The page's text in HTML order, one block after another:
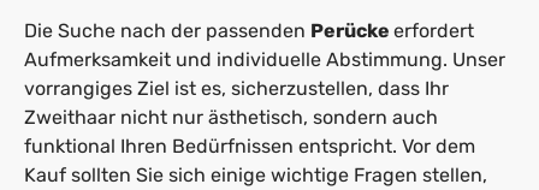
Die Suche nach der passenden Perücke erfordert
Aufmerksamkeit und individuelle Abstimmung. Unser
vorrangiges Ziel ist es, sicherzustellen, dass Ihr
Zweithaar nicht nur ästhetisch, sondern auch
funktional Ihren Bedürfnissen entspricht. Vor dem
Kauf sollten Sie sich einige wichtige Fragen stellen,